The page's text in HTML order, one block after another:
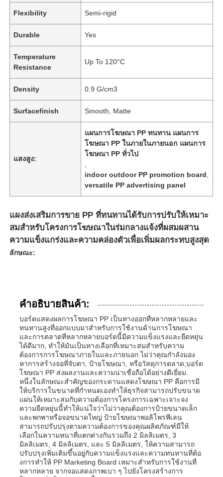
Flexibility Semi-rigid
Durable Yes
Temperature
Resistance
Up To 120°C
Density 0.9 G/cm3
Surfacefinish Smooth, Matte
แสงสูง:
แผนการโฆษณา PP ทนทาน แผนการ
โฆษณา PP ในภายในภายนอก แผนการ
โฆษณา PP ทั่วไป
indoor outdoor PP promotion board
versatile PP advertising panel
แผงส่งเสริมการขาย PP ที่ทนทานได้รับการปรับให้เหมาะ
สมสำหรับโครงการโฆษณาในร่มกลางแจ้งที่ผสมผสาน
ความแข็งแกร่งและความคล่องตัวเพื่อเพิ่มผลกระทบสูงสุด
ลักษณะ:
คําอธิบายสินค้า:
บอร์ดแสดงผลการโฆษณา PP เป็นทางออกที่หลากหลายและ
ทนทานสูงที่ออกแบบมาสําหรับการใช้งานด้านการโฆษณา
และการตลาดที่หลากหลายบอร์ดนี้มีความแข็งแรงและยืดหยุ่น
ได้ดีมาก, ทําให้มันเป็นทางเลือกที่เหมาะสมสําหรับความ
ต้องการการโฆษณาภายในและภายนอก ไม่ว่าคุณกําลังมอง
หาการสร้างจอที่จับตา, ป้ายโฆษณา, หรือวัสดุการตลาด,บอร์ด
โฆษณา PP ส่งผลงานและความน่าเชื่อถือได้อย่างดีเยี่ยม.
หนึ่งในลักษณะสําคัญของกระดานแสดงโฆษณา PP คือการมี
ให้บริการในขนาดที่กําหนดเองทําให้ธุรกิจสามารถปรับขนาด
แผ่นให้เหมาะสมกับความต้องการโครงการเฉพาะเจาะจง
ความยืดหยุ่นนี้ทําให้แน่ใจว่าไม่ว่าคุณต้องการป้ายขนาดเล็ก
และพกพาหรือจอขนาดใหญ่ ป้ายโฆษณาพอลิโพรพีเลน
สามารถปรับปรุงตามความต้องการของคุณผลิตภัณฑ์มีให้
เลือกในความหนาที่แตกต่างกันรวมถึง 2 มิลลิเมตร, 3
มิลลิเมตร, 4 มิลลิเมตร, และ 5 มิลลิเมตร, ให้ความสามารถ
ปรับปรุงเพิ่มเติมขึ้นอยู่กับความแข็งแรงและความทนทานที่ต้อ
งการทําให้ PP Marketing Board เหมาะสําหรับการใช้งานที่
หลากหลาย จากจอแสดงภาพเบา ๆ ไปยังโครงสร้างการ